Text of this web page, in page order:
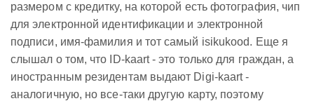
размером с кредитку, на которой есть фотография, чип
для электронной идентификации и электронной
подписи, имя-фамилия и тот самый isikukood. Еще я
слышал о том, что ID-kaart - это только для граждан, а
иностранным резидентам выдают Digi-kaart -
аналогичную, но все-таки другую карту, поэтому